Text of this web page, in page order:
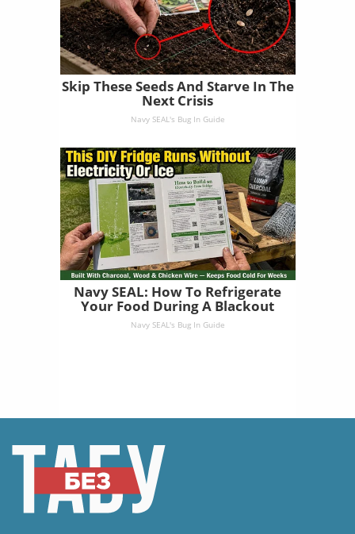
Skip These Seeds And Starve In The
Next Crisis
Navy SEAL's Bug In Guide
Navy SEAL: How To Refrigerate
Your Food During A Blackout
Navy SEAL's Bug In Guide